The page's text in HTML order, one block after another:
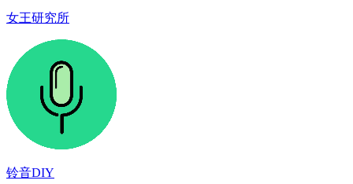
女王研究所
铃音DIY